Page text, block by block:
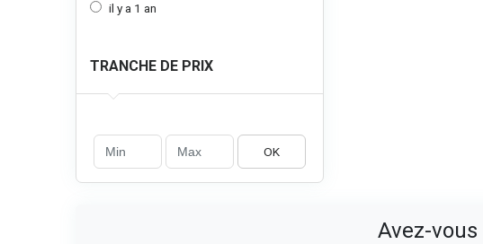
il y a 1 an
TRANCHE DE PRIX
OK
Avez-